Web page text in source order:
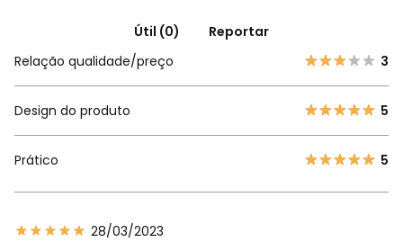
Útil (0)
Reportar
Relação qualidade/preço
3
Design do produto 5
Prático 5
28/03/2023